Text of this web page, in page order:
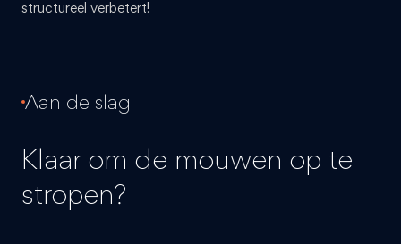
structureel verbetert!
Aan de slag
Klaar om de mouwen op te
stropen?